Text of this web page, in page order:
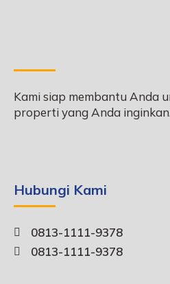
Kami siap membantu Anda
properti yang Anda inginkan.
Hubungi Kami
0813-1111-9378
0813-1111-9378